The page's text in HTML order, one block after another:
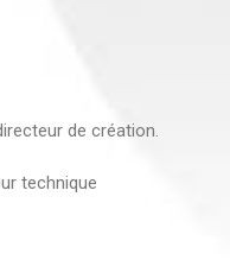
de création.
technique